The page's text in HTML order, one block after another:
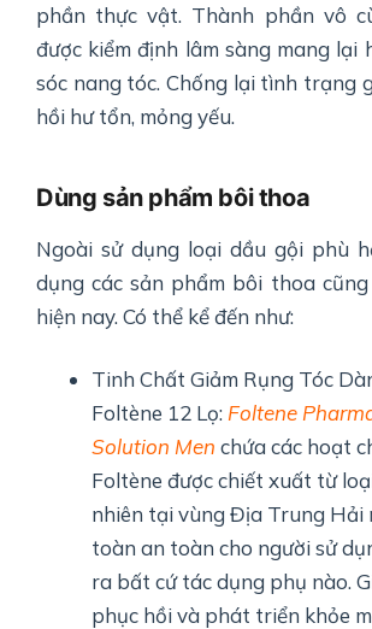
phần thực vật. Thành phần vô
được kiểm định lâm sàng mang lại
sóc nang tóc. Chống lại tình trạng
hồi hư tổn, mỏng yếu.
Dùng sản phẩm bôi thoa
Ngoài sử dụng loại dầu gội phù
dụng các sản phẩm bôi thoa
hiện nay. Có thể kể đến như:
Tinh Chất Giảm Rụng Tóc
Foltène 12 Lọ: Foltene
Solution Men chứa các hoạt
Foltène được chiết xuất từ
nhiên tại vùng Địa Trung Hải
toàn an toàn cho người sử
ra bất cứ tác dụng phụ nào.
phục hồi và phát triển khỏe